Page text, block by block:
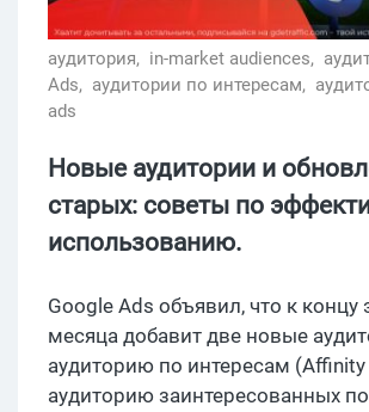
аудитория, in-market audiences,
Ads, аудитории по интересам,
ads
Новые аудитории и
старых: советы по
использованию.
Google Ads объявил, что к концу
месяца добавит две новые
аудиторию по интересам (Affinity
аудиторию заинтересованных